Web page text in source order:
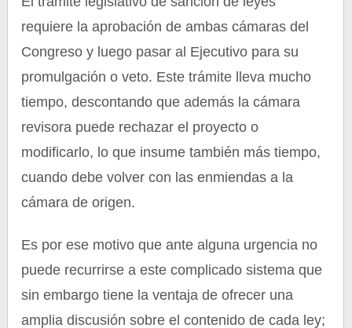
requiere la aprobación de ambas cámaras del
Congreso y luego pasar al Ejecutivo para su
promulgación o veto. Este trámite lleva mucho
tiempo, descontando que además la cámara
revisora puede rechazar el proyecto o
modificarlo, lo que insume también más tiempo,
cuando debe volver con las enmiendas a la
cámara de origen.
Es por ese motivo que ante alguna urgencia no
puede recurrirse a este complicado sistema que
sin embargo tiene la ventaja de ofrecer una
amplia discusión sobre el contenido de cada ley;